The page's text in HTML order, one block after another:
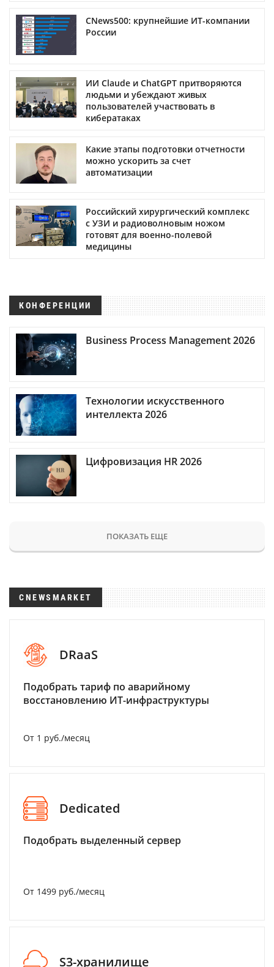
CNews500: крупнейшие ИТ-компании
России
ИИ Claude и ChatGPT притворяются
людьми и убеждают живых
пользователей участвовать в
кибератаках
Какие этапы подготовки отчетности
можно ускорить за счет
автоматизации
Российский хирургический комплекс
с УЗИ и радиоволновым ножом
готовят для военно-полевой
медицины
КОНФЕРЕНЦИИ
Business Process Management 2026
Технологии искусственного
интеллекта 2026
Цифровизация HR 2026
ПОКАЗАТЬ ЕЩЕ
CNEWSMARKET
DRaaS
Подобрать тариф по аварийному
восстановлению ИТ-инфраструктуры
От 1 руб./месяц
Dedicated
Подобрать выделенный сервер
От 1499 руб./месяц
S3-хранилище